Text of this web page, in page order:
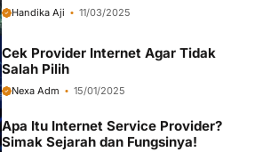
Handika Aji 11/03/2025
Cek Provider Internet Agar Tidak
Salah Pilih
Nexa Adm 15/01/2025
Apa Itu Internet Service Provider?
Simak Sejarah dan Fungsinya!